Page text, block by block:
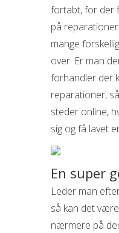
fortabt, for der
på
mange
over. Er man
forhandler der
reparationer,
steder online,
sig og få lavet
En super
Leder man
så kan det
nærmere på